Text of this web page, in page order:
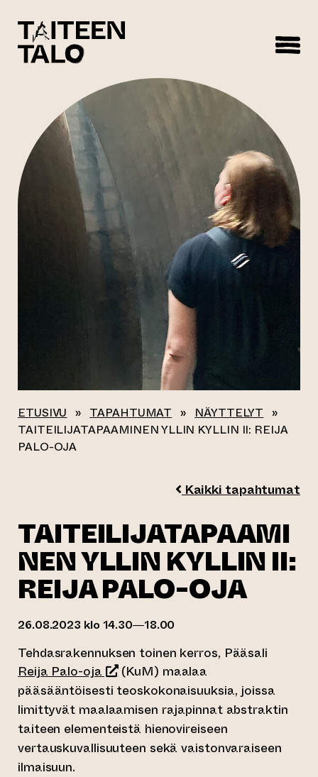
ETUSIVU » TAPAHTUMAT » NÄYTTELYT »
TAITEILIJATAPAAMINEN YLLIN KYLLIN II: REIJA
PALO-OJA
Kaikki tapahtumat
TAITEILIJATAPAAMI
NEN YLLIN KYLLIN II:
REIJA PALO-OJA
26.08.2023 klo 14.30—18.00
Tehdasrakennuksen toinen kerros, Pääsali
Reija Palo-oja(siirtyy toiseen verkkopalveluun)
(KuM) maalaa
pääsääntöisesti teoskokonaisuuksia, joissa
limittyvät maalaamisen rajapinnat abstraktin
taiteen elementeistä hienovireiseen
vertauskuvallisuuteen sekä vaistonvaraiseen
ilmaisuun.